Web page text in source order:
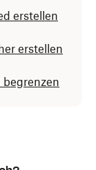
erstellen
erstellen